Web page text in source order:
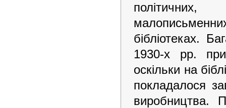
політичних,
бібліотеках.
1930-х рр.
оскільки на
покладалося
виробництва.